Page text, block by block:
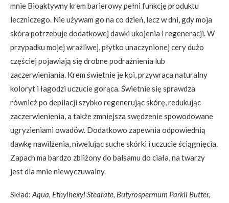
mnie Bioaktywny krem barierowy pełni funkcję produktu
leczniczego. Nie używam go na co dzień, lecz w dni, gdy moja
skóra potrzebuje dodatkowej dawki ukojenia i regeneracji. W
przypadku mojej wrażliwej, płytko unaczynionej cery dużo
częściej pojawiają się drobne podrażnienia lub
zaczerwieniania. Krem świetnie je koi, przywraca naturalny
koloryt i łagodzi uczucie gorąca. Świetnie się sprawdza
również po depilacji szybko regenerując skórę, redukując
zaczerwienienia, a także zmniejsza swędzenie spowodowane
ugryzieniami owadów. Dodatkowo zapewnia odpowiednią
dawkę nawilżenia, niwelując suche skórki i uczucie ściągnięcia.
Zapach ma bardzo zbliżony do balsamu do ciała, na twarzy
jest dla mnie niewyczuwalny.
Skład: Aqua, Ethylhexyl Stearate, Butyrospermum Parkii Butter,